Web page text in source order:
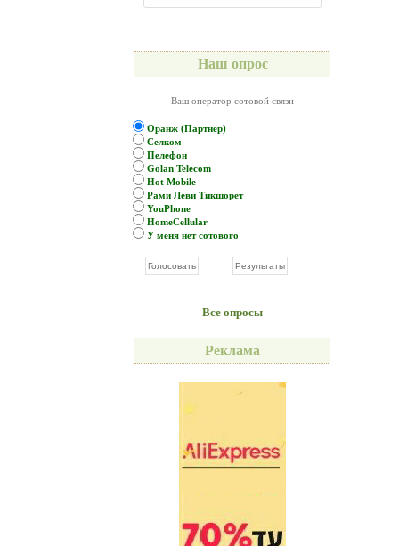
Наш опрос
Ваш оператор сотовой связи
Оранж (Партнер)
Селком
Пелефон
Golan Telecom
Hot Mobile
Рами Леви Тикшорет
YouPhone
HomeCellular
У меня нет сотового
Все опросы
Реклама